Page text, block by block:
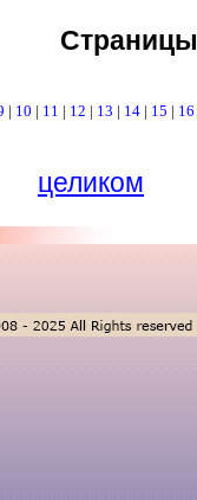
Страницы
| 10 | 11 | 12 | 13 | 14 | 15 | 16
целиком